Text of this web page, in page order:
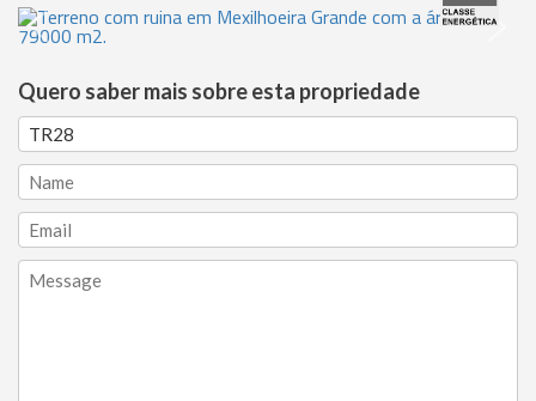
Quero saber mais sobre esta propriedade